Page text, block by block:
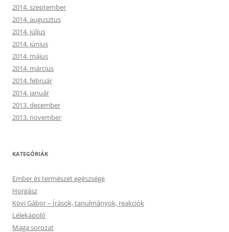
2014. szeptember
2014. augusztus
2014. július
2014. június
2014. május
2014. március
2014. február
2014. január
2013. december
2013. november
KATEGÓRIÁK
Ember és természet egészsége
Horgász
Kövi Gábor – Írások, tanulmányok, reakciók
Lélekápoló
Maga sorozat